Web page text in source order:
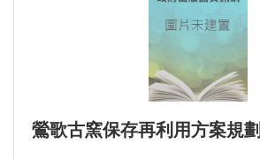
鶯歌古窯保存再利用方案規劃